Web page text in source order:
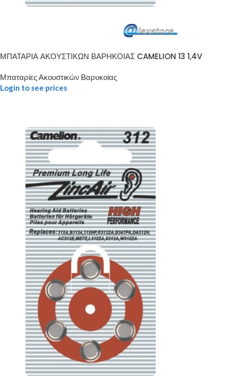
ΜΠΑΤΑΡΙΑ ΑΚΟΥΣΤΙΚΩΝ ΒΑΡΗΚΟΙΑΣ CAMELION 13 1,4V
Μπαταρίες Ακουστικών Βαρυκοίας
Login to see prices